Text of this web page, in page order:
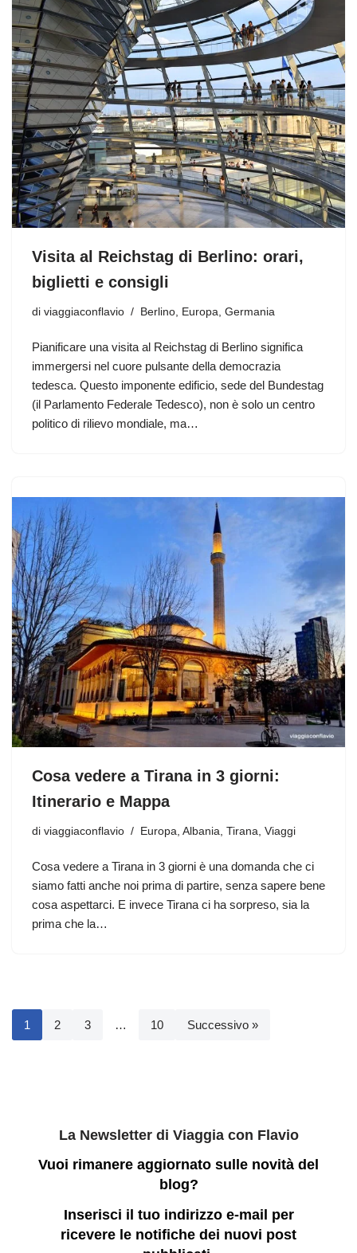
Visita al Reichstag di Berlino: orari,
biglietti e consigli
di viaggiaconflavio Berlino Europa Germania
Pianificare una visita al Reichstag di Berlino significa
immergersi nel cuore pulsante della democrazia
tedesca. Questo imponente edificio, sede del Bundestag
(il Parlamento Federale Tedesco), non è solo un centro
politico di rilievo mondiale, ma…
Cosa vedere a Tirana in 3 giorni:
Itinerario e Mappa
di viaggiaconflavio Europa Albania Tirana Viaggi
Cosa vedere a Tirana in 3 giorni è una domanda che ci
siamo fatti anche noi prima di partire, senza sapere bene
cosa aspettarci. E invece Tirana ci ha sorpreso, sia la
prima che la…
1 2 3 … 10 Successivo »
La Newsletter di Viaggia con Flavio
Vuoi rimanere aggiornato sulle novità del
blog?
Inserisci il tuo indirizzo e-mail per
ricevere le notifiche dei nuovi post